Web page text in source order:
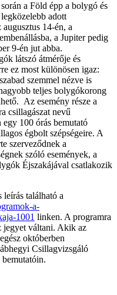
a Föld épp a bolygó és
adott
14-én, a
a Jupiter pedig
9-én jut abba.
látszó átmérője és
ez most különösen igaz:
szemmel nézve is
teljes bolygókorong
Az esemény része a
csillagászat nevű
100 órás bemutató
égbolt szépségeire. A
szerveződnek a
szóló események, a
Éjszakájával csatlakozik
található a
a-
1001 linken. A programra
jegyet váltani. Akik az
októberben
Csillagvizsgáló
bemutatóin.